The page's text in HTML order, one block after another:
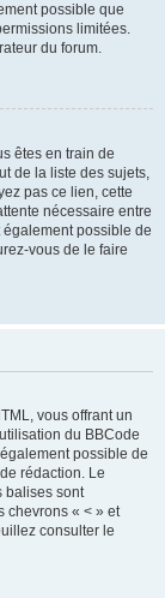
possible que
limitées.
du forum.
êtes en train de
de la liste des sujets,
pas ce lien, cette
nécessaire entre
également possible de
vous de le faire
vous offrant un
du BBCode
possible de
rédaction. Le
balises sont
chevrons « < » et
consulter le